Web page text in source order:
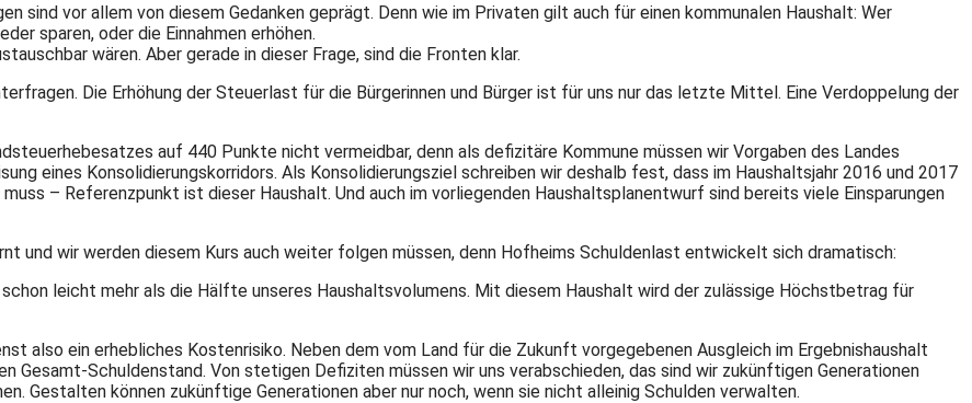
sind vor allem von diesem Gedanken geprägt. Denn wie im Privaten gilt auch für einen kommunalen Haushalt: Wer
sparen, oder die Einnahmen erhöhen.
wären. Aber gerade in dieser Frage, sind die Fronten klar.
Die Erhöhung der Steuerlast für die Bürgerinnen und Bürger ist für uns nur das letzte Mittel. Eine Verdoppelung der
auf 440 Punkte nicht vermeidbar, denn als defizitäre Kommune müssen wir Vorgaben des Landes
eines Konsolidierungskorridors. Als Konsolidierungsziel schreiben wir deshalb fest, dass im Haushaltsjahr 2016 und 2017
– Referenzpunkt ist dieser Haushalt. Und auch im vorliegenden Haushaltsplanentwurf sind bereits viele Einsparungen
und wir werden diesem Kurs auch weiter folgen müssen, denn Hofheims Schuldenlast entwickelt sich dramatisch:
leicht mehr als die Hälfte unseres Haushaltsvolumens. Mit diesem Haushalt wird der zulässige Höchstbetrag für
also ein erhebliches Kostenrisiko. Neben dem vom Land für die Zukunft vorgegebenen Ausgleich im Ergebnishaushalt
Gesamt-Schuldenstand. Von stetigen Defiziten müssen wir uns verabschieden, das sind wir zukünftigen Generationen
Gestalten können zukünftige Generationen aber nur noch, wenn sie nicht alleinig Schulden verwalten.